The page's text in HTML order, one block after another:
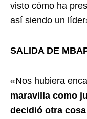
visto cómo ha
así siendo un
SALIDA DE
«Nos hubiera
maravilla como
decidió otra cosa